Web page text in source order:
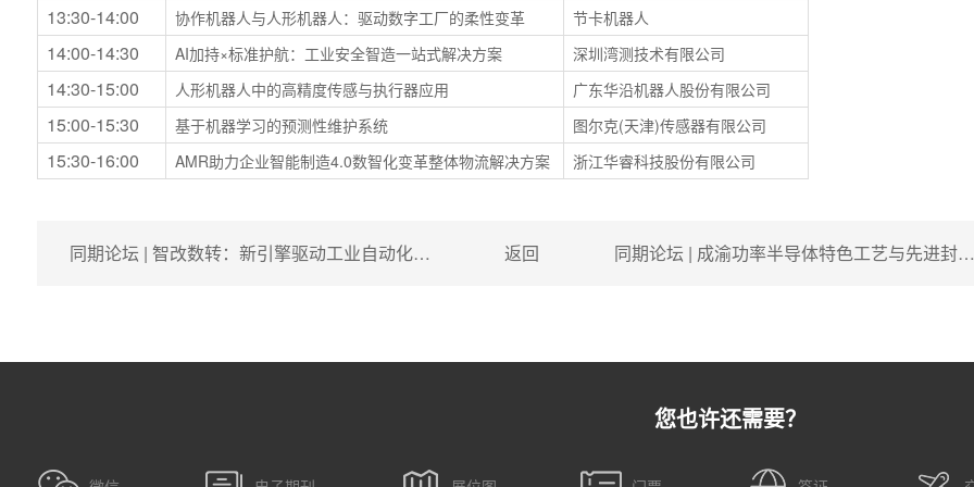
13:30-14:00 协作机器人与人形机器人：驱动数字工厂的柔性变革 节卡机器人
14:00-14:30 AI加持×标准护航：工业安全智造一站式解决方案 深圳湾测技术有限公司
14:30-15:00 人形机器人中的高精度传感与执行器应用 广东华沿机器人股份有限公司
15:00-15:30 基于机器学习的预测性维护系统 图尔克(天津)传感器有限公司
15:30-16:00 AMR助力企业智能制造4.0数智化变革整体物流解决方案 浙江华睿科技股份有限公司
同期论坛 | 智改数转：新引擎驱动工业自动化… 返回 同期论坛 | 成渝功率半导体特色工艺与先进封…
您也许还需要？